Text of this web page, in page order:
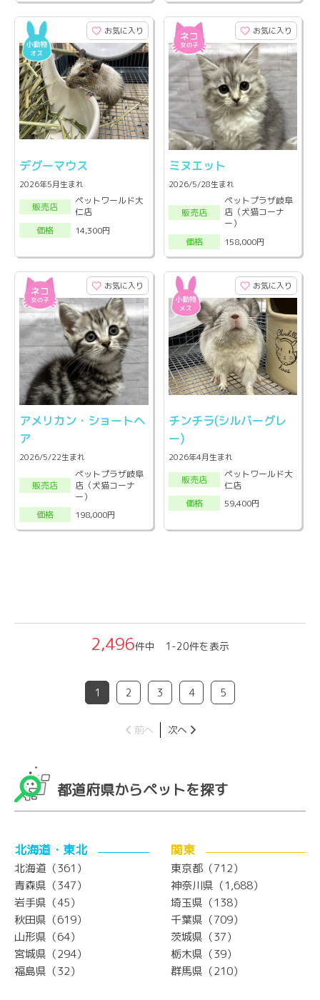
お気に入り
デグーマウス
2026年5月生まれ
販売店
ペットワールド大
仁店
価格
14,300円
お気に入り
ミヌエット
2026/5/28生まれ
販売店
ペットプラザ岐阜
店（犬猫コーナ
ー）
価格
158,000円
お気に入り
アメリカン・ショートヘ
ア
2026/5/22生まれ
販売店
ペットプラザ岐阜
店（犬猫コーナ
ー）
価格
198,000円
お気に入り
チンチラ(シルバーグレ
ー)
2026年4月生まれ
販売店
ペットワールド大
仁店
価格
59,400円
2,496件中 1-20件を表示
1 2 3 4 5
前へ 次へ
都道府県からペットを探す
北海道・東北
北海道（361）
青森県（347）
岩手県（45）
秋田県（619）
山形県（64）
宮城県（294）
福島県（32）
関東
東京都（712）
神奈川県（1,688）
埼玉県（138）
千葉県（709）
茨城県（37）
栃木県（39）
群馬県（210）